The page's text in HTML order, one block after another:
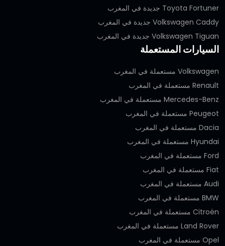
Toyota Fortuner جديدة في المغرب
Volkswagen Caddy جديدة في المغرب
Volkswagen Tiguan جديدة في المغرب
السيارات المستعملة
Volkswagen مستعملة في المغرب
Renault مستعملة في المغرب
Mercedes-Benz مستعملة في المغرب
Peugeot مستعملة في المغرب
Dacia مستعملة في المغرب
Hyundai مستعملة في المغرب
Ford مستعملة في المغرب
Fiat مستعملة في المغرب
Audi مستعملة في المغرب
BMW مستعملة في المغرب
Citroën مستعملة في المغرب
Land Rover مستعملة في المغرب
Opel مستعملة في المغرب